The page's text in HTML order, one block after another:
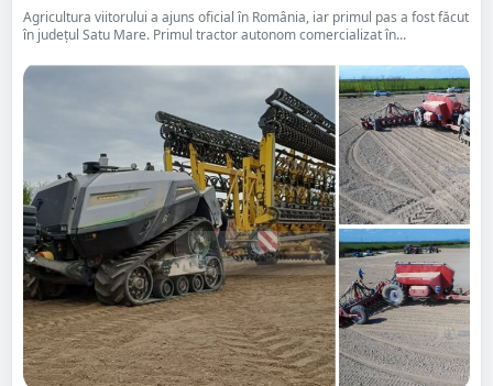
Agricultura viitorului a ajuns oficial în România, iar primul pas a fost făcut
în județul Satu Mare. Primul tractor autonom comercializat în...